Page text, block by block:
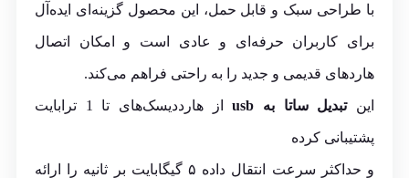
با طراحی سبک و قابل حمل، این محصول گزینه‌ای ایده‌آل
برای کاربران حرفه‌ای و عادی است و امکان اتصال
هاردهای قدیمی و جدید را به راحتی فراهم می‌کند.
اینتبدیل ساتا به usb از هارددیسک‌های تا 1 ترابایت
پشتیبانی کرده
و حداکثر سرعت انتقال داده ۵ گیگابایت بر ثانیه را ارائه